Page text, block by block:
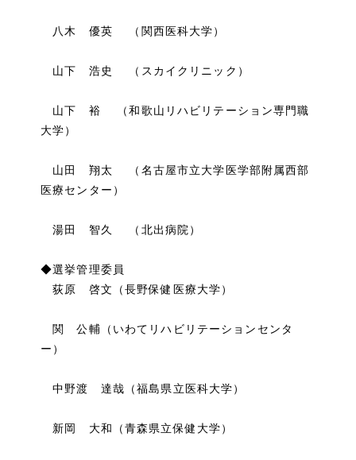
八木 優英 （関西医科大学）
山下 浩史 （スカイクリニック）
山下 裕 （和歌山リハビリテーション専門職
大学）
山田 翔太 （名古屋市立大学医学部附属西部
医療センター）
湯田 智久 （北出病院）
◆選挙管理委員
荻原 啓文（長野保健医療大学）
関 公輔（いわてリハビリテーションセンタ
ー）
中野渡 達哉（福島県立医科大学）
新岡 大和（青森県立保健大学）